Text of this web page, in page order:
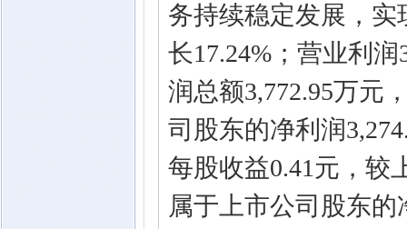
务持续稳定发展，实
长17.24%；营业利
润总额3,772.95万元
司股东的净利润
每股收益0.41元，较
属于上市公司股东